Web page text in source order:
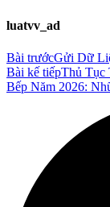
luatvv_ad
Bài trướcGửi Dữ
Bài kế tiếpThủ Tục
Bếp Năm 2026: